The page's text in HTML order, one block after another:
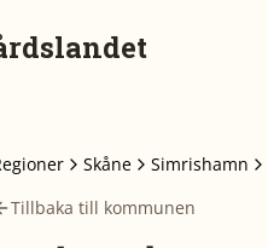
Skåne Simrishamn
Tillbaka till kommunen